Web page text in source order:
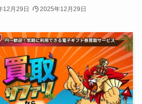
12月29日 2025年12月29日